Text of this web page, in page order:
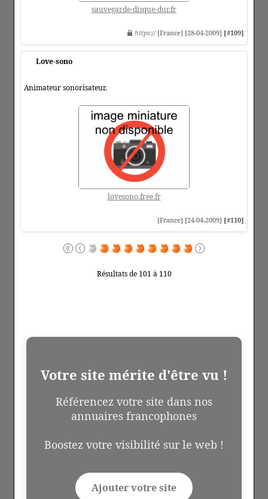
sauvegarde-disque-dur.fr
https:// [France] [28-04-2009] [#109]
Love-sono
Animateur sonorisateur.
lovesono.free.fr
[France] [24-04-2009] [#110]
Résultats de 101 à 110
Votre site mérite d'être vu !
Référencez votre site dans nos
annuaires francophones
Boostez votre visibilité sur le web !
Ajouter votre site